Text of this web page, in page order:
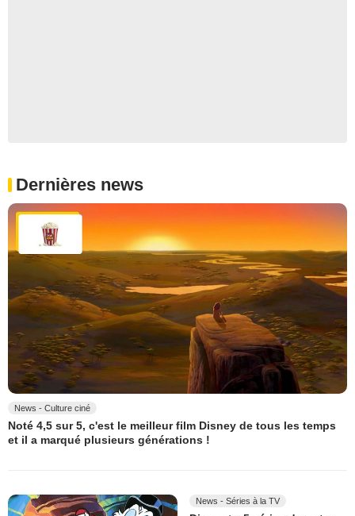
Dernières news
News - Culture ciné
Noté 4,5 sur 5, c'est le meilleur film Disney de tous les temps
et il a marqué plusieurs générations !
News - Séries à la TV